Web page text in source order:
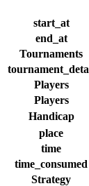
start_at
end_at
Tournaments
Players
Players
Handicap
place
time
time_consumed
Strategy